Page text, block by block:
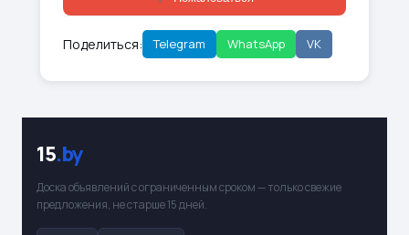
Поделиться: Telegram WhatsApp VK
15.by
Доска объявлений с ограниченным сроком — только свежие
предложения, не старше 15 дней.